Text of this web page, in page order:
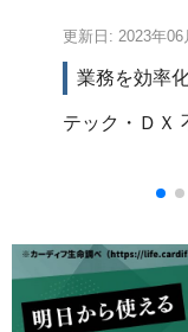
更新日: 2023年06
業務を効率
テック・ＤＸ